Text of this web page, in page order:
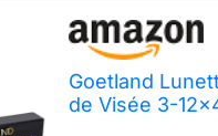
Goetland
de Visée 3-